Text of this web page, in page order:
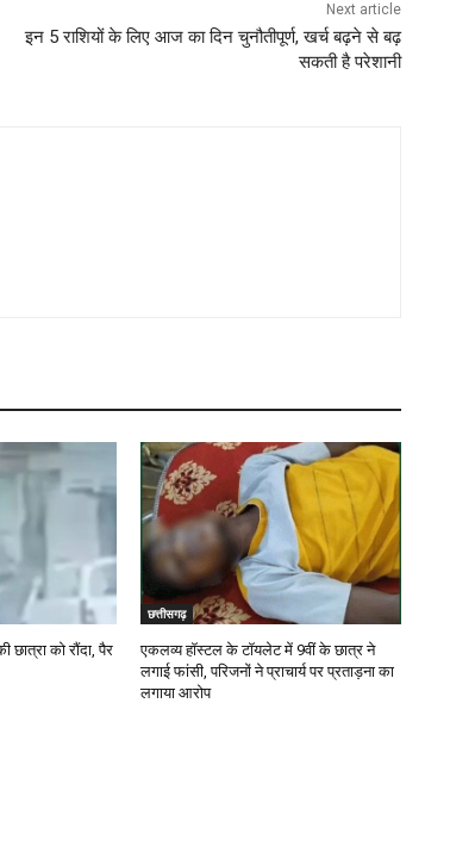
Next article
इन 5 राशियों के लिए आज का दिन चुनौतीपूर्ण, खर्च बढ़ने से बढ़
सकती है परेशानी
को रौंदा, पैर
छत्तीसगढ़
एकलव्य हॉस्टल के टॉयलेट में 9वीं के छात्र ने
लगाई फांसी, परिजनों ने प्राचार्य पर प्रताड़ना का
लगाया आरोप